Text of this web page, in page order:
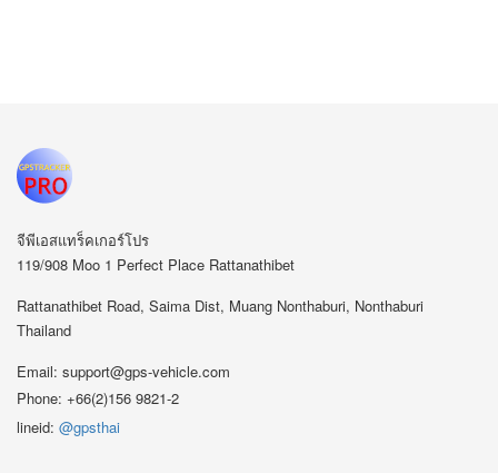
จีพีเอสแทร็คเกอร์โปร
119/908 Moo 1 Perfect Place Rattanathibet
Rattanathibet Road, Saima Dist, Muang Nonthaburi, Nonthaburi
Thailand
Email: support@gps-vehicle.com
Phone: +66(2)156 9821-2
lineid: @gpsthai